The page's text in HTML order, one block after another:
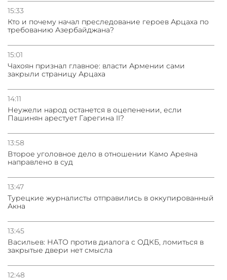
15:33
Кто и почему начал преследование героев Арцаха по
требованию Азербайджана?
15:01
Чахоян признал главное: власти Армении сами
закрыли страницу Арцаха
14:11
Неужели народ останется в оцепенении, если
Пашинян арестует Гарегина II?
13:58
Второе уголовное дело в отношении Камо Ареяна
направлено в суд
13:47
Турецкие журналисты отправились в оккупированный
Акна
13:45
Васильев: НАТО против диалога с ОДКБ, ломиться в
закрытые двери нет смысла
12:48